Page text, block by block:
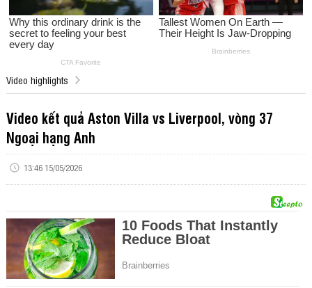
Video highlights
Video kết quả Aston Villa vs Liverpool, vòng 37
Ngoại hạng Anh
13:46 15/05/2026